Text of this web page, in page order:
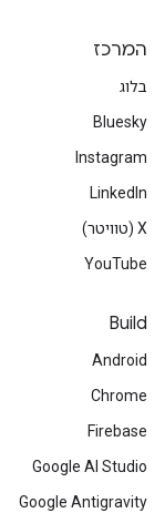
המרכז
בלוג
Bluesky
Instagram
LinkedIn
‫X (טוויטר)
YouTube
Build
Android
Chrome
Firebase
Google AI Studio
Google Antigravity